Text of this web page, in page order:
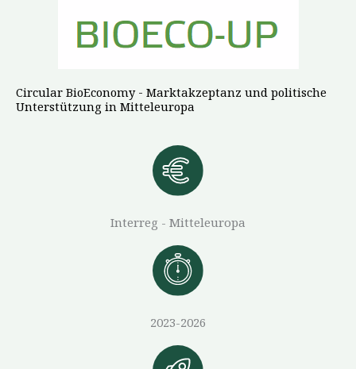
Circular BioEconomy - Marktakzeptanz und politische
Unterstützung in Mitteleuropa
Interreg - Mitteleuropa
2023-2026